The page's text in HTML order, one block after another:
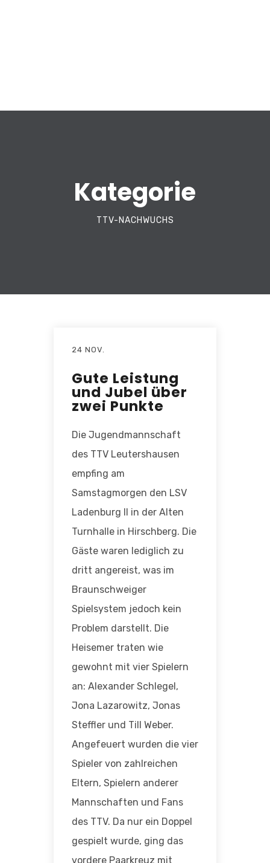
Kategorie
TTV-NACHWUCHS
24 NOV.
Gute Leistung
und Jubel über
zwei Punkte
Die Jugendmannschaft
des TTV Leutershausen
empfing am
Samstagmorgen den LSV
Ladenburg II in der Alten
Turnhalle in Hirschberg. Die
Gäste waren lediglich zu
dritt angereist, was im
Braunschweiger
Spielsystem jedoch kein
Problem darstellt. Die
Heisemer traten wie
gewohnt mit vier Spielern
an: Alexander Schlegel,
Jona Lazarowitz, Jonas
Steffler und Till Weber.
Angefeuert wurden die vier
Spieler von zahlreichen
Eltern, Spielern anderer
Mannschaften und Fans
des TTV. Da nur ein Doppel
gespielt wurde, ging das
vordere Paarkreuz mit